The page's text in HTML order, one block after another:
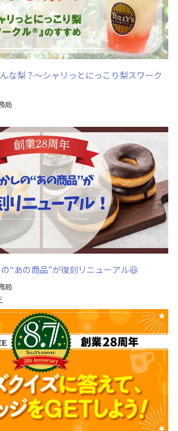
な梨？～シャリっとにっこり梨スワーク
局
の“あの商品”が復刻リニューアル😆
局